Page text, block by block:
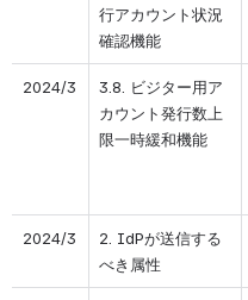
行アカウント状況
確認機能
2024/3
3.8. ビジター用ア
カウント発行数上
限一時緩和機能
2024/3
2. IdPが送信する
べき属性